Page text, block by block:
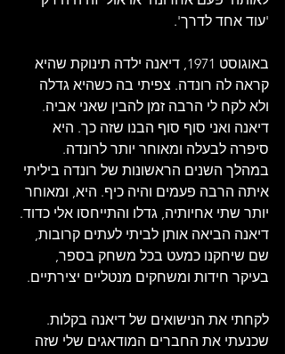
'עוד אחד לדרך'.
באוגוסט 1971, דיאנה ילדה תינוקת שהיא
קראה לה רונדה. צפיתי בה כשהיא גדלה
ולא לקח לי הרבה זמן להבין שאני אביה.
דיאנה ואני סוף סוף הבנו שזה כך. היא
סיפרה לבעלה ומאוחר יותר לרונדה.
במהלך השנים הראשונות של רונדה ביליתי
איתה הרבה פעמים והיה כיף. היא, ומאוחר
יותר שתי אחיותיה, גדלו והתייחסו אלי כדוד.
דיאנה הביאה אותן לביתי לעתים קרובות,
שם שיחקנו כמעט בכל משחק בספר,
בעיקר חידות ומשחקים מנטליים יצירתיים.
לקחתי את הנישואים של דיאנה בקלות.
שכנעתי את החברים המודאגים שלי שזה